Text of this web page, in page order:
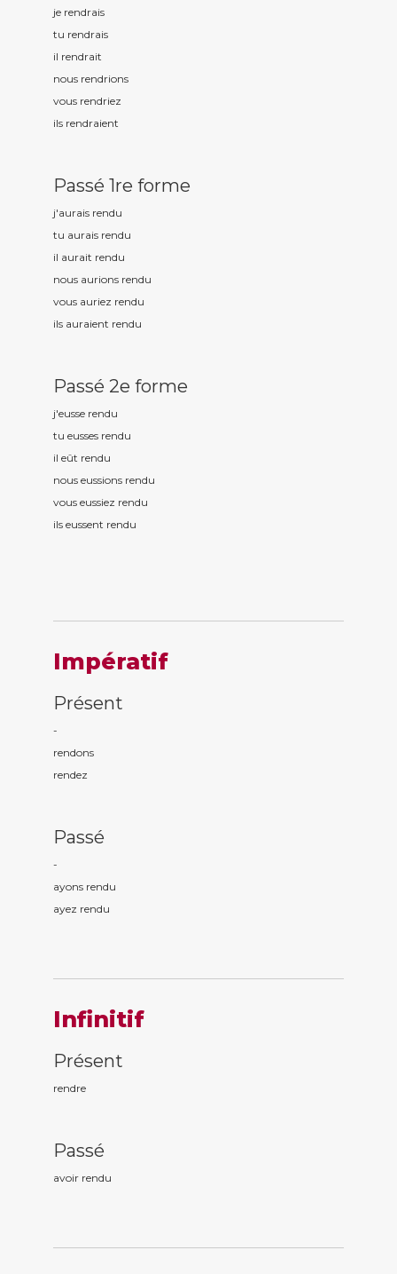
je rendrais
tu rendrais
il rendrait
nous rendrions
vous rendriez
ils rendraient
Passé 1re forme
j'aurais rendu
tu aurais rendu
il aurait rendu
nous aurions rendu
vous auriez rendu
ils auraient rendu
Passé 2e forme
j'eusse rendu
tu eusses rendu
il eût rendu
nous eussions rendu
vous eussiez rendu
ils eussent rendu
Impératif
Présent
-
rendons
rendez
Passé
-
ayons rendu
ayez rendu
Infinitif
Présent
rendre
Passé
avoir rendu